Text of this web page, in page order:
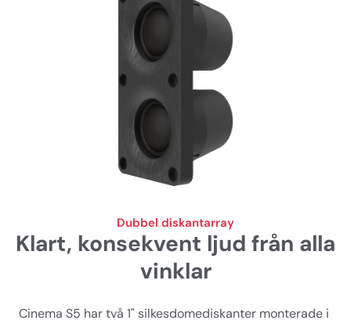
Dubbel diskantarray
Klart, konsekvent ljud från alla
vinklar
Cinema S5 har två 1" silkesdomediskanter monterade i